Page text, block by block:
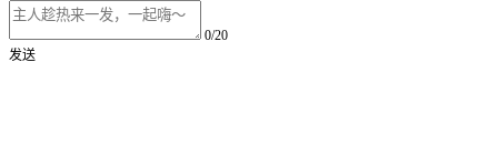
0/20
发送